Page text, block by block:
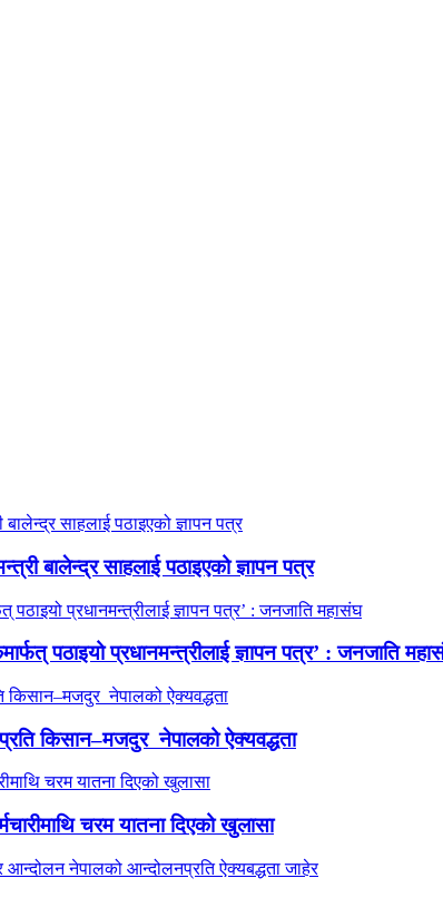
बालेन्द्र साहलाई पठाइएको ज्ञापन पत्र
पठाइयो प्रधानमन्त्रीलाई ज्ञापन पत्र’ : जनजाति
किसान–मजदुर नेपालको ऐक्यवद्धता
चरम यातना दिएको खुलासा